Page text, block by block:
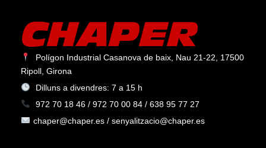
Polígon Industrial Casanova de baix, Nau 21-22, 17500
Ripoll, Girona
Dilluns a divendres: 7 a 15 h
972 70 18 46 / 972 70 00 84 / 638 95 77 27
chaper@chaper.es / senyalitzacio@chaper.es